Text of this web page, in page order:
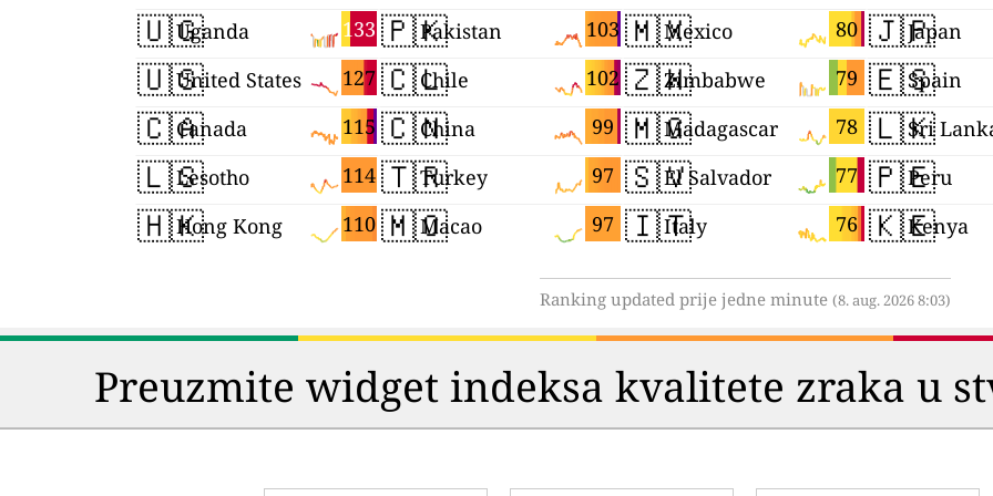
🇺🇬 133
Uganda
🇺🇸 127
United States
🇨🇦 115
Canada
🇱🇸 114
Lesotho
🇭🇰 110
Hong Kong
🇵🇰 103
Pakistan
🇨🇱 102
Chile
🇨🇳 99
China
🇹🇷 97
Turkey
🇲🇴 97
Macao
🇲🇽 80
Mexico
🇿🇼 79
Zimbabwe
🇲🇬 78
Madagascar
🇸🇻 77
El Salvador
🇮🇹 76
Italy
🇯🇵Japan
🇪🇸Spain
🇱🇰
Sri
🇵🇪
Peru
🇰🇪Kenya
Ranking updated prije jedne minute (8. aug. 2026 8:03)
Preuzmite widget indeksa kvalitete zraka u